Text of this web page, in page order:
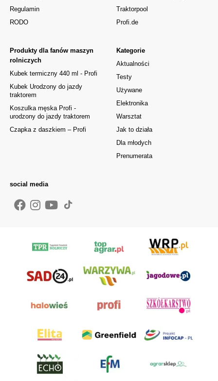
Regulamin
RODO
Kategorie
Aktualności
Testy
Używane
Elektronika
Warsztat
Jak to działa
Dla młodych
Prenumerata
Produkty dla fanów maszyn
rolniczych
Kubek termiczny 440 ml - Profi
Kubek Urodzony do jazdy
traktorem
Koszulka męska Profi -
urodzony do jazdy traktorem
Czapka z daszkiem – Profi
Traktorpool
Profi.de
social media